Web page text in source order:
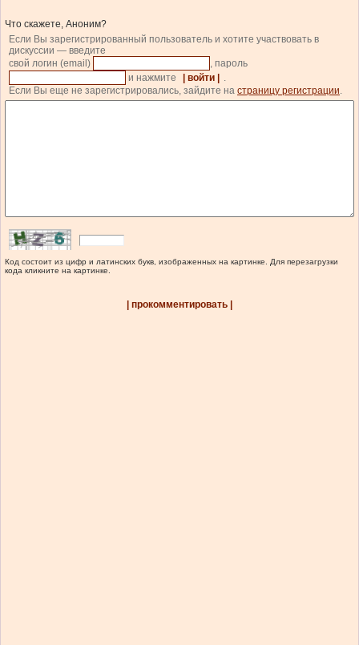
Что скажете, Аноним?
Если Вы зарегистрированный пользователь и хотите участвовать в
дискуссии — введите
свой логин (email)
, пароль
и нажмите
| войти |
.
Если Вы еще не зарегистрировались, зайдите на страницу регистрации.
Код состоит из цифр и латинских букв, изображенных на картинке. Для перезагрузки
кода кликните на картинке.
| прокомментировать |